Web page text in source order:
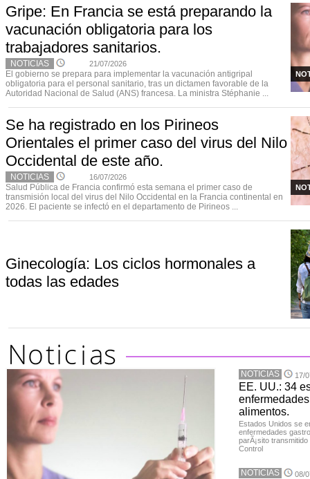
Gripe: En Francia se está preparando la
vacunación obligatoria para los
trabajadores sanitarios.
NOTICIAS 21/07/2026
El gobierno se prepara para implementar la vacunación antigripal
obligatoria para el personal sanitario, tras un dictamen favorable de la
Autoridad Nacional de Salud (ANS) francesa. La ministra Stéphanie ...
Se ha registrado en los Pirineos
Orientales el primer caso del virus del Nilo
Occidental de este año.
NOTICIAS 16/07/2026
Salud Pública de Francia confirmó esta semana el primer caso de
transmisión local del virus del Nilo Occidental en la Francia continental en
2026. El paciente se infectó en el departamento de Pirineos ...
Ginecología: Los ciclos hormonales a
todas las edades
NOTICIAS 17/
EE. UU.: 34
alimentos.
Estados Unidos se
enfermedades
parÃ¡sito
Control
NOTICIAS 08/